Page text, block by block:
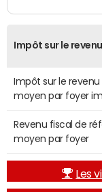
Impôt sur le
Impôt sur le
moyen par foyer
Revenu fiscal de
moyen par foyer
Les